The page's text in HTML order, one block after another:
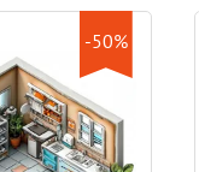
-50%